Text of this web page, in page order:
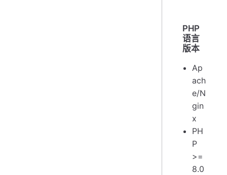
PHP
语言
版本
Ap
ach
e/N
gin
x
PH
P
>=
8.0